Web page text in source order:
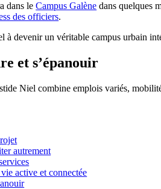
dans leCampus Galène dans quelques
des officiers.
devenir un véritable campus urbain
et s’épanouir
Niel combine emplois variés,
autrement
active et connectée